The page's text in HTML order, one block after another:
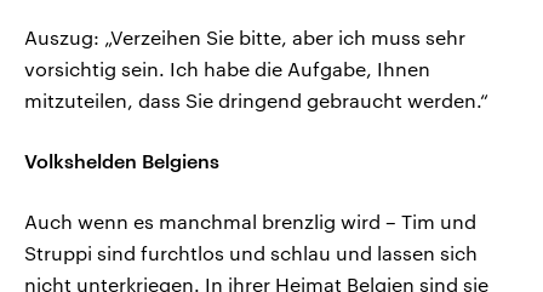
Auszug: „Verzeihen Sie bitte, aber ich muss sehr
vorsichtig sein. Ich habe die Aufgabe, Ihnen
mitzuteilen, dass Sie dringend gebraucht werden.“
Volkshelden Belgiens
Auch wenn es manchmal brenzlig wird – Tim und
Struppi sind furchtlos und schlau und lassen sich
nicht unterkriegen. In ihrer Heimat Belgien sind sie